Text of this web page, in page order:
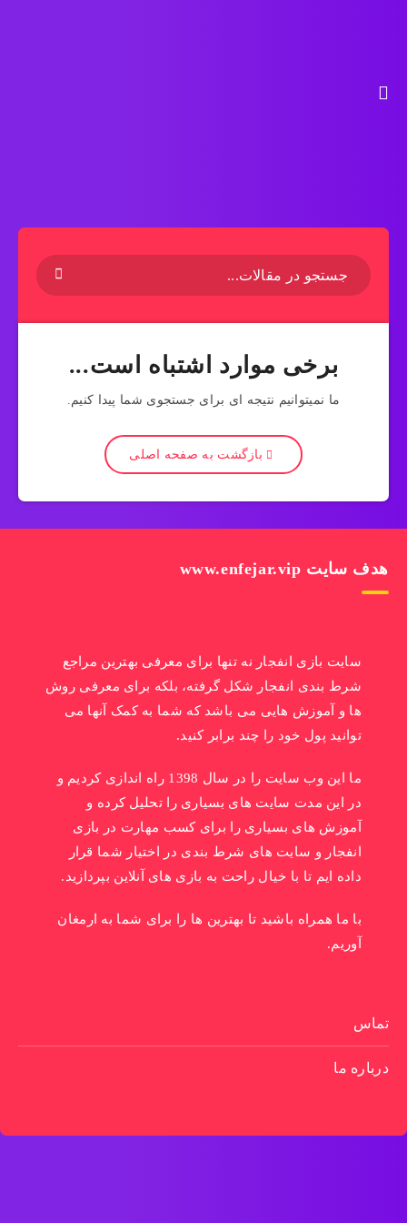
برخی موارد اشتباه است...
ما نمیتوانیم نتیجه ای برای جستجوی شما پیدا کنیم.
بازگشت به صفحه اصلی
هدف سایت www.enfejar.vip
سایت بازی انفجار نه تنها برای معرفی بهترین مراجع
شرط بندی انفجار شکل گرفته، بلکه برای معرفی روش
ها و آموزش هایی می باشد که شما به کمک آنها می
توانید پول خود را چند برابر کنید.
ما این وب سایت را در سال 1398 راه اندازی کردیم و
در این مدت سایت های بسیاری را تحلیل کرده و
آموزش های بسیاری را برای کسب مهارت در بازی
انفجار و سایت های شرط بندی در اختیار شما قرار
داده ایم تا با خیال راحت به بازی های آنلاین بپردازید.
با ما همراه باشید تا بهترین ها را برای شما به ارمغان
آوریم.
تماس
درباره ما